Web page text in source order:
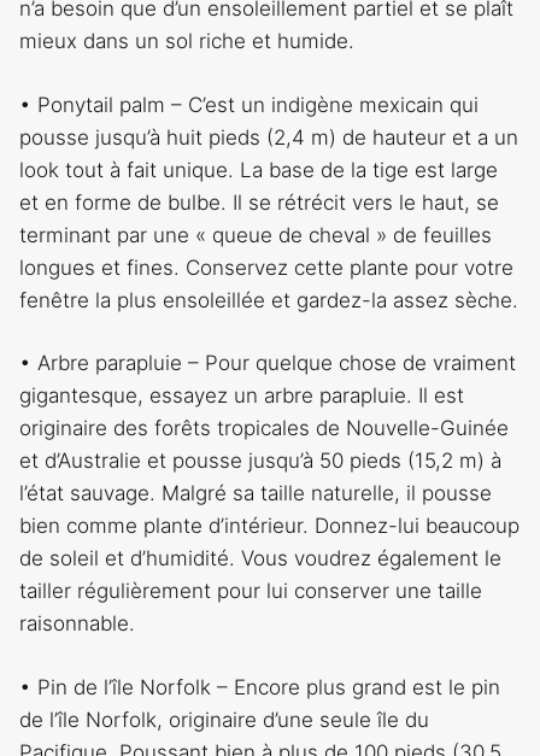
n’a besoin que d’un ensoleillement partiel et se plaît
mieux dans un sol riche et humide.
• Ponytail palm – C’est un indigène mexicain qui
pousse jusqu’à huit pieds (2,4 m) de hauteur et a un
look tout à fait unique. La base de la tige est large
et en forme de bulbe. Il se rétrécit vers le haut, se
terminant par une « queue de cheval » de feuilles
longues et fines. Conservez cette plante pour votre
fenêtre la plus ensoleillée et gardez-la assez sèche.
• Arbre parapluie – Pour quelque chose de vraiment
gigantesque, essayez un arbre parapluie. Il est
originaire des forêts tropicales de Nouvelle-Guinée
et d’Australie et pousse jusqu’à 50 pieds (15,2 m) à
l’état sauvage. Malgré sa taille naturelle, il pousse
bien comme plante d’intérieur. Donnez-lui beaucoup
de soleil et d’humidité. Vous voudrez également le
tailler régulièrement pour lui conserver une taille
raisonnable.
• Pin de l’île Norfolk – Encore plus grand est le pin
de l’île Norfolk, originaire d’une seule île du